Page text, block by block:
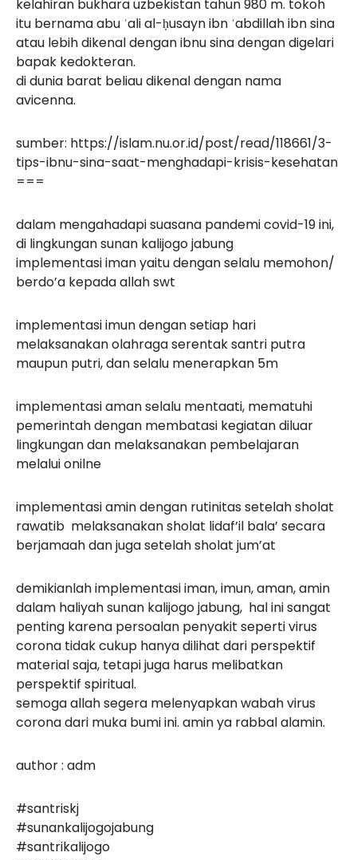
kelahiran bukhara uzbekistan tahun 980 m. tokoh
itu bernama abu ʿali al-ḥusayn ibn ʿabdillah ibn sina
atau lebih dikenal dengan ibnu sina dengan digelari
bapak kedokteran.
di dunia barat beliau dikenal dengan nama
avicenna.
sumber: https://islam.nu.or.id/post/read/118661/3-
tips-ibnu-sina-saat-menghadapi-krisis-kesehatan
===
dalam mengahadapi suasana pandemi covid-19 ini,
di lingkungan sunan kalijogo jabung
implementasi iman yaitu dengan selalu memohon/
berdo’a kepada allah swt
implementasi imun dengan setiap hari
melaksanakan olahraga serentak santri putra
maupun putri, dan selalu menerapkan 5m
implementasi aman selalu mentaati, mematuhi
pemerintah dengan membatasi kegiatan diluar
lingkungan dan melaksanakan pembelajaran
melalui onilne
implementasi amin dengan rutinitas setelah sholat
rawatib melaksanakan sholat lidaf’il bala’ secara
berjamaah dan juga setelah sholat jum’at
demikianlah implementasi iman, imun, aman, amin
dalam haliyah sunan kalijogo jabung, hal ini sangat
penting karena persoalan penyakit seperti virus
corona tidak cukup hanya dilihat dari perspektif
material saja, tetapi juga harus melibatkan
perspektif spiritual.
semoga allah segera melenyapkan wabah virus
corona dari muka bumi ini. amin ya rabbal alamin.
author : adm
#santriskj
#sunankalijogojabung
#santrikalijogo